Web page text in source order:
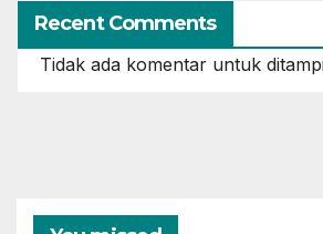
Recent Comments
Tidak ada komentar untuk